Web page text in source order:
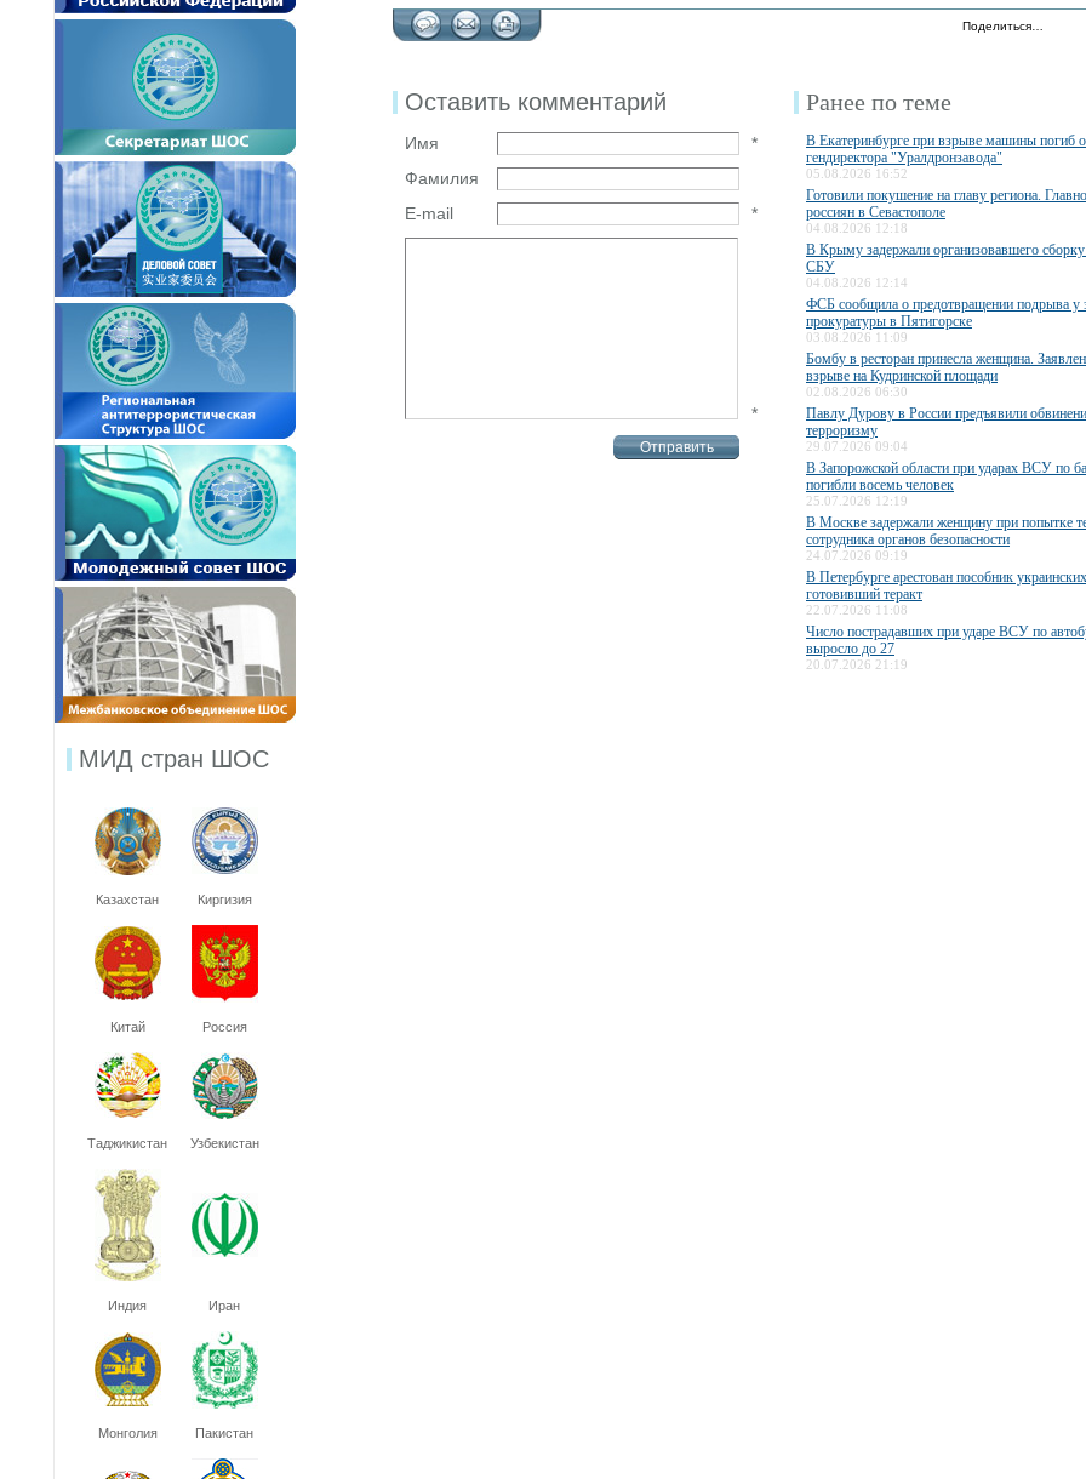
МИД стран ШОС
Казахстан Киргизия
Китай Россия
Таджикистан Узбекистан
Индия Иран
Монголия Пакистан
Поделиться…
Оставить комментарий
Имя
*
Фамилия
E-mail
*
*
Ранее по теме
В Екатеринбурге при взрыве машины погиб
гендиректора "Уралдронзавода"
05.08.2026 16:52
Готовили покушение на главу региона.
россиян в Севастополе
04.08.2026 12:18
В Крыму задержали организовавшего
СБУ
04.08.2026 12:14
ФСБ сообщила о предотвращении подрыва у
прокуратуры в Пятигорске
03.08.2026 11:09
Бомбу в ресторан принесла женщина.
взрыве на Кудринской площади
02.08.2026 06:30
Павлу Дурову в России предъявили
терроризму
29.07.2026 09:04
В Запорожской области при ударах ВСУ по
погибли восемь человек
25.07.2026 12:19
В Москве задержали женщину при попытке
сотрудника органов безопасности
24.07.2026 09:19
В Петербурге арестован пособник
готовивший теракт
22.07.2026 11:08
Число пострадавших при ударе ВСУ по
выросло до 27
20.07.2026 21:19